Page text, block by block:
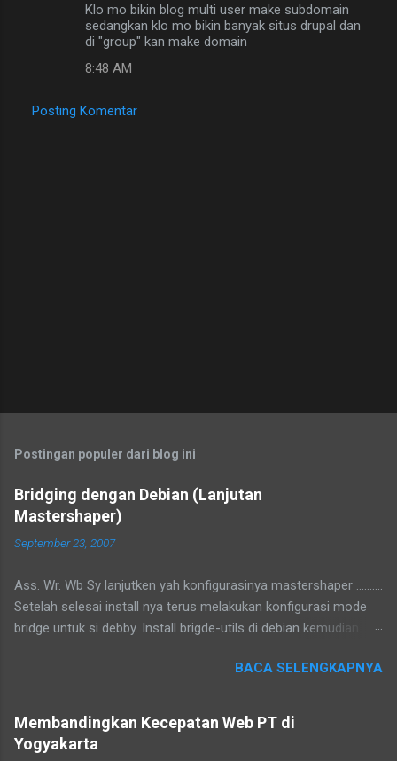
Klo mo bikin blog multi user make subdomain
sedangkan klo mo bikin banyak situs drupal dan
di "group" kan make domain
8:48 AM
Posting Komentar
Postingan populer dari blog ini
Bridging dengan Debian (Lanjutan
Mastershaper)
September 23, 2007
Ass. Wr. Wb Sy lanjutken yah konfigurasinya mastershaper ..........
Setelah selesai install nya terus melakukan konfigurasi mode
bridge untuk si debby. Install brigde-utils di debian kemudian
inet manual bridge_ports eth1 eth2 bridge_maxwait 0
Konfigurasi di atas akan mengubah eth1 dan eth2 menjadi
bridge, gampangnya kalo kita colokan kabel utp ke eth1 ke
komputer 1 dan eth2 ke komputer 2 maka komputer 1 dan 2
menjadi terhubung, karena fungsinya bridge emang seperti itu
BACA SELENGKAPNYA
Membandingkan Kecepatan Web PT di
Yogyakarta